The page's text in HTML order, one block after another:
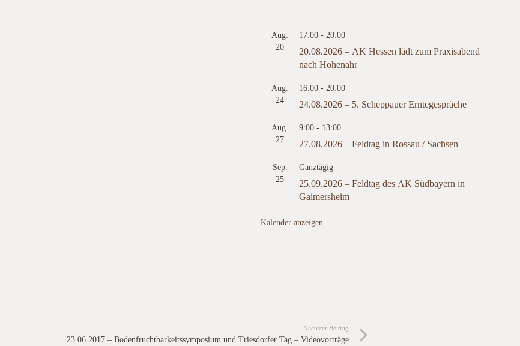
Aug.
20
17:00 - 20:00
20.08.2026 – AK Hessen lädt zum Praxisabend
nach Hohenahr
Aug.
24
16:00 - 20:00
24.08.2026 – 5. Scheppauer Erntegespräche
Aug.
27
9:00 - 13:00
27.08.2026 – Feldtag in Rossau / Sachsen
Sep.
25
Ganztägig
25.09.2026 – Feldtag des AK Südbayern in
Gaimersheim
Kalender anzeigen
Nächster Beitrag
23.06.2017 – Bodenfruchtbarkeitssymposium und Triesdorfer Tag – Videovorträge